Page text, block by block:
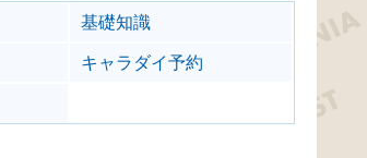
基礎知識
キャラダイ予約